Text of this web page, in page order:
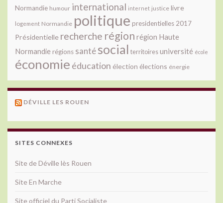
Normandie humour international internet justice livre
logement Normandie politique presidentielles 2017
Présidentielle recherche région région Haute
Normandie régions santésocial territoiresuniversité école
économie éducation élection élections énergie
DÉVILLE LES ROUEN
SITES CONNEXES
Site de Déville lès Rouen
Site En Marche
Site officiel du Parti Socialiste